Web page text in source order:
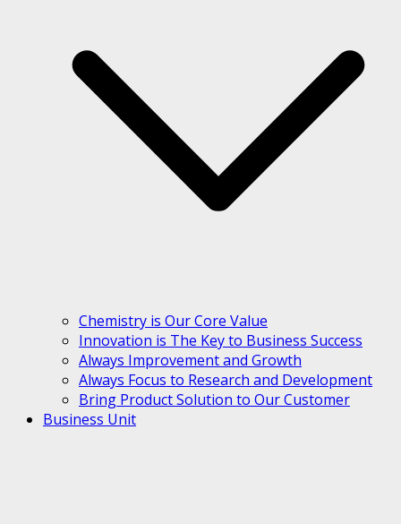
Chemistry is Our Core Value
Innovation is The Key to Business Success
Always Improvement and Growth
Always Focus to Research and Development
Bring Product Solution to Our Customer
Business Unit